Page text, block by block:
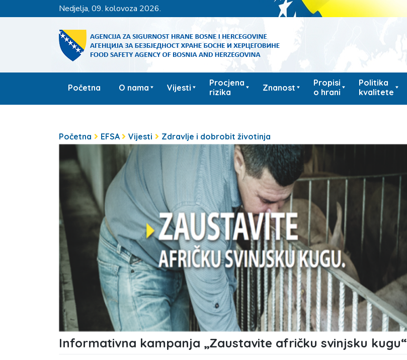
nedjelja, 09. kolovoza 2026.
Početna O nama Vijesti
Procjena
rizika
Znanost
Propisi
o hrani
Politika
kvalitete
Početna EFSA Vijesti Zdravlje i dobrobit životinja
Informativna kampanja „Zaustavite afričku svinjsku kugu“